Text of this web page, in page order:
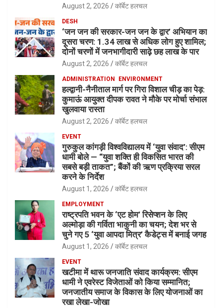
August 2, 2026 कॉर्बेट हलचल
DESH
‘जन जन की सरकार-जन जन के द्वार’ अभियान का
दूसरा चरण: 1.34 लाख से अधिक लोग हुए शामिल;
दोनों चरणों में जनभागीदारी साढ़े छह लाख के पार
August 2, 2026 कॉर्बेट हलचल
ADMINISTRATION ENVIRONMENT
हल्द्वानी-नैनीताल मार्ग पर गिरा विशाल चीड़ का पेड़:
कुमाऊं आयुक्त दीपक रावत ने मौके पर मोर्चा संभाल
खुलवाया रास्ता
August 2, 2026 कॉर्बेट हलचल
EVENT
गुरुकुल कांगड़ी विश्वविद्यालय में ‘युवा संवाद’: सीएम
धामी बोले — “युवा शक्ति ही विकसित भारत की
सबसे बड़ी ताकत”; बैंकों की ऋण प्रक्रिया सरल
करने के निर्देश
August 1, 2026 कॉर्बेट हलचल
EMPLOYMENT
राष्ट्रपति भवन के ‘एट होम’ रिसेप्शन के लिए
अल्मोड़ा की गर्विता भाकुनी का चयन; देश भर से
चुने गए 5 ‘युवा आपदा मित्र’ कैडेट्स में बनाई जगह
August 1, 2026 कॉर्बेट हलचल
EVENT
खटीमा में थारू जनजाति संवाद कार्यक्रम: सीएम
धामी ने एवरेस्ट विजेताओं को किया सम्मानित;
जनजातीय समाज के विकास के लिए योजनाओं का
रखा लेखा-जोखा